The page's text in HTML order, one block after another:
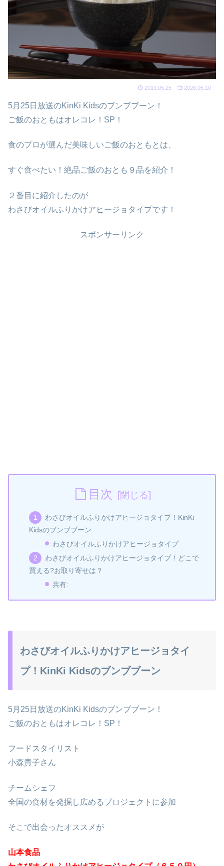
2019.05.25 2026.05.10
5月25日放送のKinKi Kidsのブンブブーン！
ご飯のおともはオレコレ！SP！
食のプロが選んだ美味しいご飯のおともとは、
すぐ食べたい！絶品ご飯のおとも９品を紹介！
２番目に紹介したのが
わさびオイルふりかけアヒージョタイプです！
スポンサーリンク
目次
わさびオイルふりかけアヒージョタイプ！KinKi
Kidsのブンブブーン
わさびオイルふりかけアヒージョタイプ
わさびオイルふりかけアヒージョタイプ！どこで
買える?お取り寄せは？
共有:
わさびオイルふりかけアヒージョタイ
プ！KinKi Kidsのブンブブーン
5月25日放送のKinKi Kidsのブンブブーン！
ご飯のおともはオレコレ！SP！
フードスタイリスト
小森貴子さん
チームシェフ
全国の食材を発掘し広めるプロジェクトに参加
そこで出会ったオススメが
山本食品